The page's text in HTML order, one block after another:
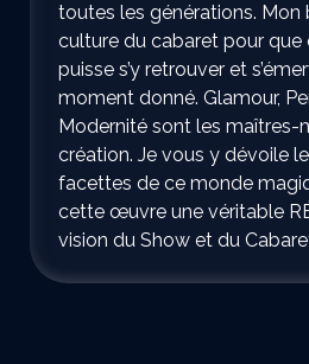
toutes les générations. Mon
culture du cabaret pour
puisse s’y retrouver et
moment donné. Glamour,
Modernité sont les
création. Je vous y dévoile
facettes de ce monde
cette œuvre une véritable
vision du Show et du